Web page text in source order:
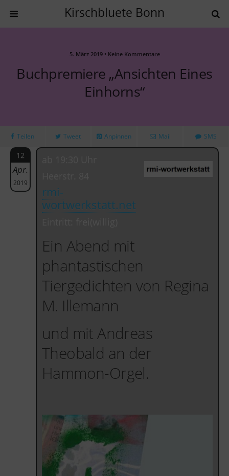
Kirschbluete Bonn
5. März 2019 • Keine Kommentare
Buchpremiere „Ansichten Eines
Einhorns“
Teilen Tweet Anpinnen Mail SMS
12
Apr.
2019
rmi-
wortwerkstatt.net
Ein Abend mit
phantastischen
Tiergedichten von Regina
M. Illemann
und mit Andreas
Theobald an der
Hammon-Orgel.